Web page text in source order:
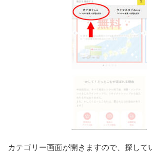
カテゴリー画面が開きますので、探して